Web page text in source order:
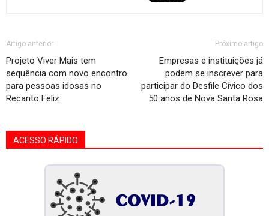
Artigo anterior
Projeto Viver Mais tem
sequência com novo encontro
para pessoas idosas no
Recanto Feliz
Próximo artigo
Empresas e instituições já
podem se inscrever para
participar do Desfile Cívico dos
50 anos de Nova Santa Rosa
ACESSO RÁPIDO